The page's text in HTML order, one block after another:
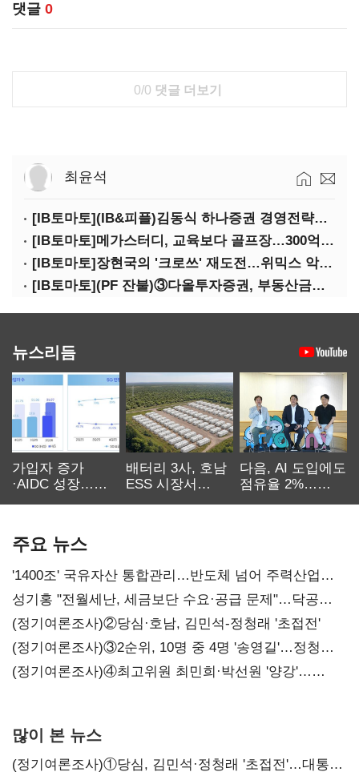
댓글 0
0/0 댓글 더보기
최윤석
[IB토마토](IB&피플)김동식 하나증권 경영전략본부장
[IB토마토]메가스터디, 교육보다 골프장…300억 대여 뒤 보증 리스크
[IB토마토]장현국의 '크로쓰' 재도전…위믹스 악몽 지울 수 있나
[IB토마토](PF 잔불)③다올투자증권, 부동산금융 줄였지만 정상화는 진행형
뉴스리듬
가입자 증가
·AIDC 성장…
배터리 3사, 호남
ESS 시장서
다음, AI 도입에도
점유율 2%…
주요 뉴스
'1400조' 국유자산 통합관리…반도체 넘어 주력산업
구조혁신
성기홍 "전월세난, 세금보단 수요·공급 문제"…닥공
시사
(정기여론조사)②당심·호남, 김민석-정청래 '초접전'
(정기여론조사)③2순위, 10명 중 4명 '송영길'…정청래
'한 자릿수'
(정기여론조사)④최고위원 최민희·박선원 '양강'…
많이 본 뉴스
(정기여론조사)①당심, 김민석·정청래 '초접전'…대통령